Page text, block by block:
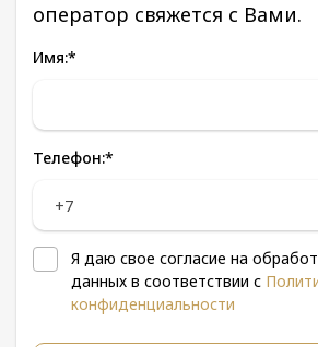
оператор свяжется с Вами.
Имя:*
Телефон:*
Я даю свое согласие на
данных в соответствии с
конфиденциальности